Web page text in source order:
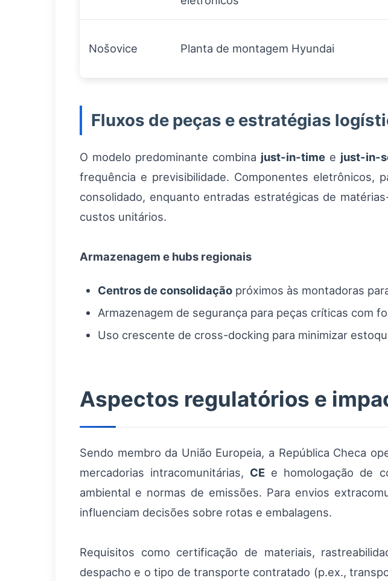
Nošovice Planta de montagem Hyundai
Fluxos de peças e estratégias
O modelo predominante combina just-in-time e just-in-
frequência e previsibilidade. Componentes eletrônicos,
consolidado, enquanto entradas estratégicas de
custos unitários.
Armazenagem e hubs regionais
Centros de consolidação próximos às montadoras
Armazenagem de segurança para peças críticas com
Uso crescente de cross-docking para minimizar
Aspectos regulatórios e
Sendo membro da União Europeia, a República Checa
mercadorias intracomunitárias, CE e homologação de
ambiental e normas de emissões. Para envios
influenciam decisões sobre rotas e embalagens.
Requisitos como certificação de materiais,
despacho e o tipo de transporte contratado (p.ex.,